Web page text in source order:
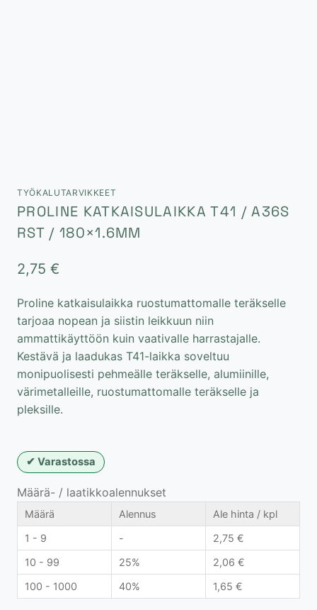
TYÖKALUTARVIKKEET
PROLINE KATKAISULAIKKA T41 / A36S
RST / 180×1.6MM
2,75 €
Proline katkaisulaikka ruostumattomalle teräkselle
tarjoaa nopean ja siistin leikkuun niin
ammattikäyttöön kuin vaativalle harrastajalle.
Kestävä ja laadukas T41-laikka soveltuu
monipuolisesti pehmeälle teräkselle, alumiinille,
värimetalleille, ruostumattomalle teräkselle ja
pleksille.
Varastossa
Määrä- / laatikkoalennukset
Määrä Alennus
Ale hinta / kpl
1 - 9
- 2,75 €
10 - 99
25% 2,06 €
100 - 1000
40% 1,65 €